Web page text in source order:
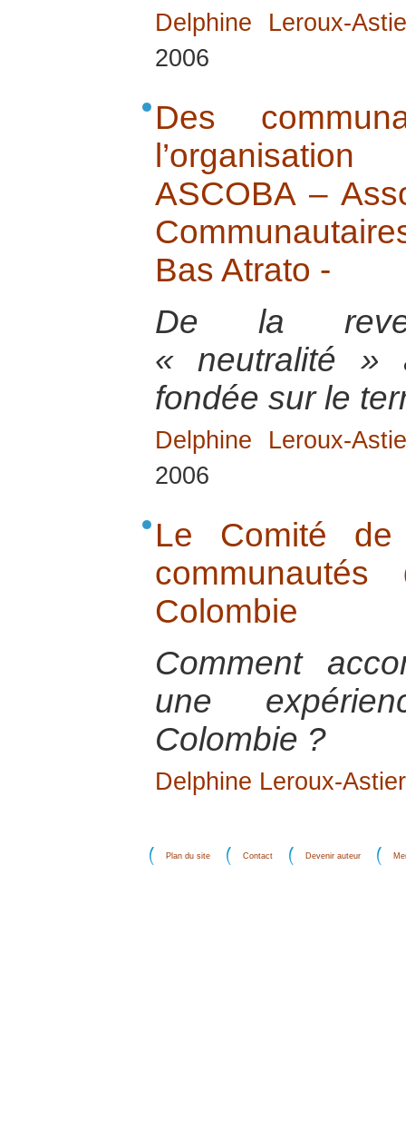
Delphine Leroux-
2006
Des
ASCOBA –
Bas Atrato -
De la
« neutralité »
fondée sur le
Delphine Leroux-
2006
Le Comité
Colombie
Comment
une
Colombie ?
Delphine Leroux-Astier
Plan du site Contact Devenir auteur